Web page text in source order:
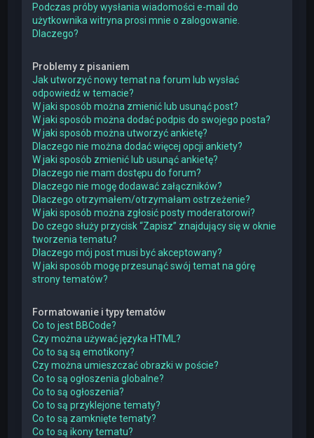
Podczas próby wysłania wiadomości e-mail do
użytkownika witryna prosi mnie o zalogowanie.
Dlaczego?
Problemy z pisaniem
Jak utworzyć nowy temat na forum lub wysłać
odpowiedź w temacie?
W jaki sposób można zmienić lub usunąć post?
W jaki sposób można dodać podpis do swojego posta?
W jaki sposób można utworzyć ankietę?
Dlaczego nie można dodać więcej opcji ankiety?
W jaki sposób zmienić lub usunąć ankietę?
Dlaczego nie mam dostępu do forum?
Dlaczego nie mogę dodawać załączników?
Dlaczego otrzymałem/otrzymałam ostrzeżenie?
W jaki sposób można zgłosić posty moderatorowi?
Do czego służy przycisk “Zapisz” znajdujący się w oknie
tworzenia tematu?
Dlaczego mój post musi być akceptowany?
W jaki sposób mogę przesunąć swój temat na górę
strony tematów?
Formatowanie i typy tematów
Co to jest BBCode?
Czy można używać języka HTML?
Co to są są emotikony?
Czy można umieszczać obrazki w poście?
Co to są ogłoszenia globalne?
Co to są ogłoszenia?
Co to są przyklejone tematy?
Co to są zamknięte tematy?
Co to są ikony tematu?